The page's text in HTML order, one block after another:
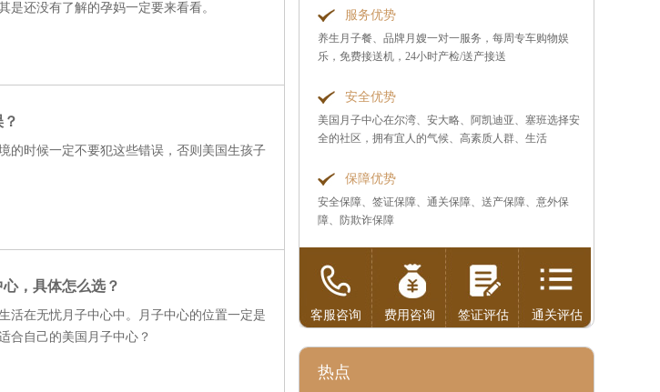
是还没有了解的孕妈一定要来看看。
的时候一定不要犯这些错误，否则美国生孩子
，具体怎么选？
活在无忧月子中心中。月子中心的位置一定是
合自己的美国月子中心？
服务优势
养生月子餐、品牌月嫂一对一服务，每周专车购物娱
乐，免费接送机，24小时产检/送产接送
安全优势
美国月子中心在尔湾、安大略、阿凯迪亚、塞班选择安
全的社区，拥有宜人的气候、高素质人群、生活
保障优势
安全保障、签证保障、通关保障、送产保障、意外保
障、防欺诈保障
客服咨询 费用咨询 签证评估 通关评估
热点